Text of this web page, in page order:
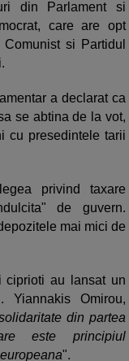
din Parlament si
care are opt
si Partidul
a declarat ca
se abtina de la vot,
cu presedintele tarii
privind taxare
de guvern.
mai mici de
au lansat un
Omirou,
din partea
este principiul
".